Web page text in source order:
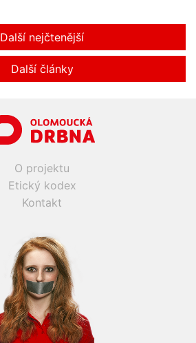
Další nejčtenější
Další články
O projektu
Etický kodex
Kontakt